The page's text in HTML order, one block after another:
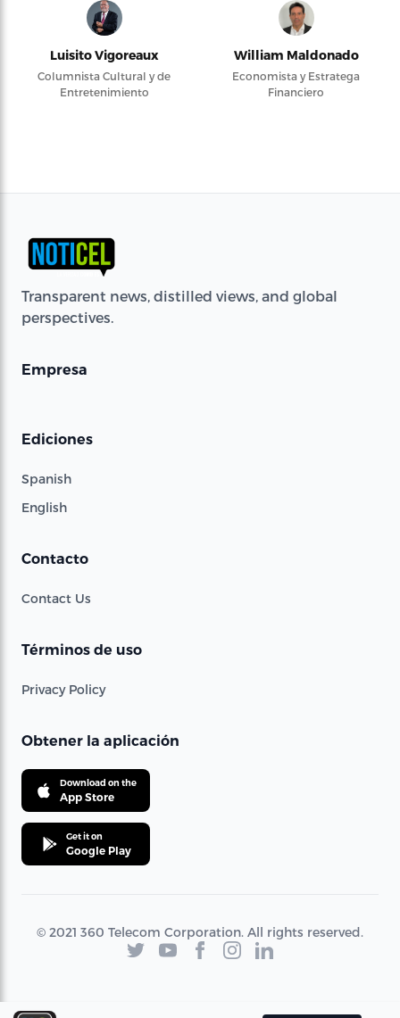
Luisito Vigoreaux
Columnista Cultural y de
Entretenimiento
William Maldonado
Economista y Estratega
Financiero
Transparent news, distilled views, and global
perspectives.
Empresa
Ediciones
Spanish
English
Contacto
Contact Us
Términos de uso
Privacy Policy
Obtener la aplicación
Download on the
App Store
Get it on
Google Play
© 2021 360 Telecom Corporation. All rights reserved.